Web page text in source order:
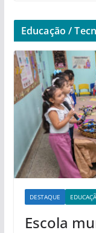
Educação /
DESTAQUE
Escola